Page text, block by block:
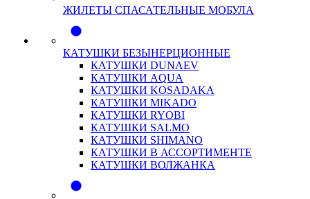
ЖИЛЕТЫ СПАСАТЕЛЬНЫЕ МОБУЛА
КАТУШКИ БЕЗЫНЕРЦИОННЫЕ
КАТУШКИ DUNAEV
КАТУШКИ AQUA
КАТУШКИ KOSADAKA
КАТУШКИ MIKADO
КАТУШКИ RYOBI
КАТУШКИ SALMO
КАТУШКИ SHIMANO
КАТУШКИ В АССОРТИМЕНТЕ
КАТУШКИ ВОЛЖАНКА